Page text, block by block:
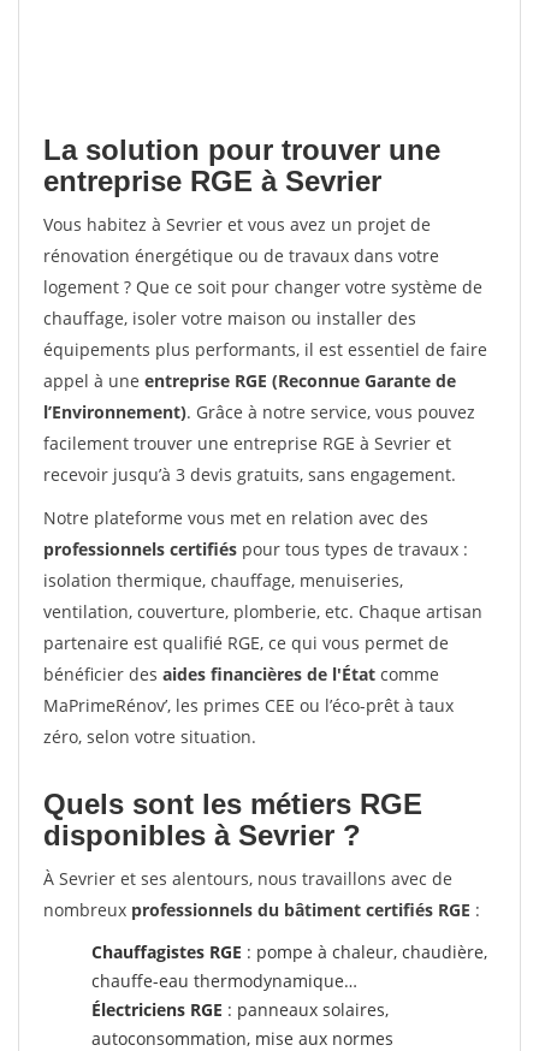
La solution pour trouver une
entreprise RGE à Sevrier
Vous habitez à Sevrier et vous avez un projet de
rénovation énergétique ou de travaux dans votre
logement ? Que ce soit pour changer votre système de
chauffage, isoler votre maison ou installer des
équipements plus performants, il est essentiel de faire
appel à une entreprise RGE (Reconnue Garante de
l’Environnement). Grâce à notre service, vous pouvez
facilement trouver une entreprise RGE à Sevrier et
recevoir jusqu’à 3 devis gratuits, sans engagement.
Notre plateforme vous met en relation avec des
professionnels certifiés pour tous types de travaux :
isolation thermique, chauffage, menuiseries,
ventilation, couverture, plomberie, etc. Chaque artisan
partenaire est qualifié RGE, ce qui vous permet de
bénéficier des aides financières de l'État comme
MaPrimeRénov’, les primes CEE ou l’éco-prêt à taux
zéro, selon votre situation.
Quels sont les métiers RGE
disponibles à Sevrier ?
À Sevrier et ses alentours, nous travaillons avec de
nombreux professionnels du bâtiment certifiés RGE :
Chauffagistes RGE : pompe à chaleur, chaudière,
chauffe-eau thermodynamique…
Électriciens RGE : panneaux solaires,
autoconsommation, mise aux normes